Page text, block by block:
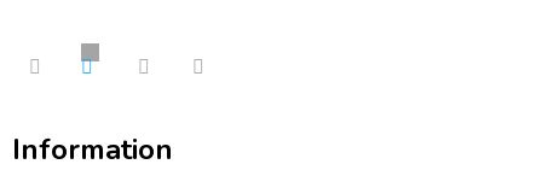
Information